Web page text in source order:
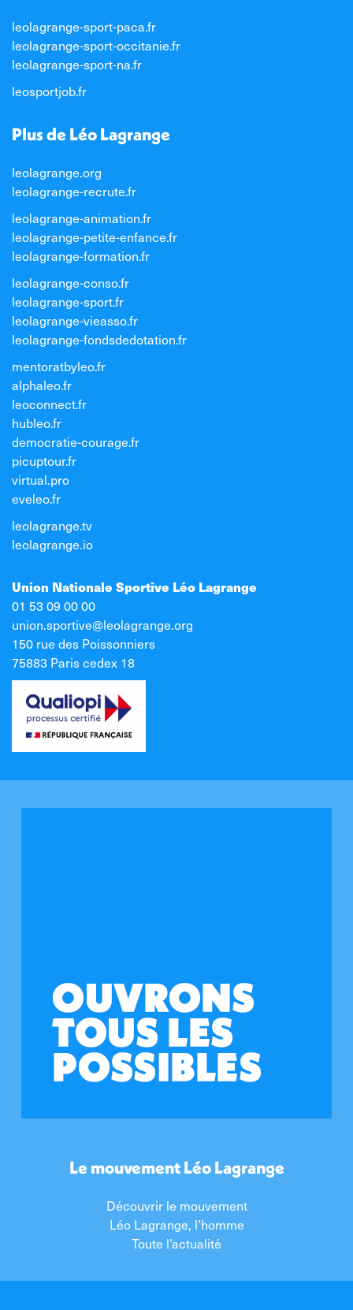
leolagrange-sport-paca.fr
leolagrange-sport-occitanie.fr
leolagrange-sport-na.fr
leosportjob.fr
Plus de Léo Lagrange
leolagrange.org
leolagrange-recrute.fr
leolagrange-animation.fr
leolagrange-petite-enfance.fr
leolagrange-formation.fr
leolagrange-conso.fr
leolagrange-sport.fr
leolagrange-vieasso.fr
leolagrange-fondsdedotation.fr
mentoratbyleo.fr
alphaleo.fr
leoconnect.fr
hubleo.fr
democratie-courage.fr
picuptour.fr
virtual.pro
eveleo.fr
leolagrange.tv
leolagrange.io
Union Nationale Sportive Léo Lagrange
01 53 09 00 00
union.sportive@leolagrange.org
150 rue des Poissonniers
75883 Paris cedex 18
Le mouvement Léo Lagrange
Découvrir le mouvement
Léo Lagrange, l’homme
Toute l’actualité